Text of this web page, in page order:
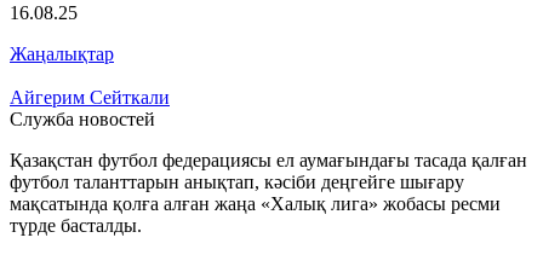
16.08.25
Жаңалықтар
Айгерим Сейткали
Служба новостей
Қазақстан футбол федерациясы ел аумағындағы тасада қалған
футбол таланттарын анықтап, кәсіби деңгейге шығару
мақсатында қолға алған жаңа «Халық лига» жобасы ресми
түрде басталды.